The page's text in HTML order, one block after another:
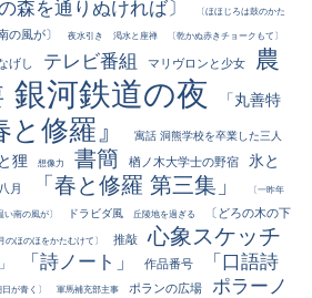
の森を通りぬければ〕 〔ほほじろは鼓のかた
の風が〕 夜水引き 渇水と座禅 〔乾かぬ赤きチョークもて〕
げし テレビ番組 マリヴロンと少女
農
銀河鉄道の夜
「丸善特
と修羅』 寓話 洞熊学校を卒業した三人
狸 想像力 書簡 楢ノ木大学士の野宿
氷と
月 「春と修羅 第三集」 〔一昨年
い南の風が〕 ドラビダ風 丘陵地を過ぎる
〔どろの木の下
月のほのほをかたむけて〕 推敲 心象スケッチ
「詩ノート」 作品番号
「口語詩
日が青く〕 軍馬補充部主事 ポランの広場
ポラーノ